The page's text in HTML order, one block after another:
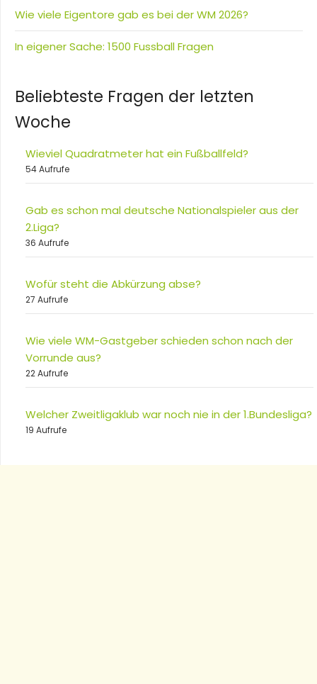
Wie viele Eigentore gab es bei der WM 2026?
In eigener Sache: 1500 Fussball Fragen
Beliebteste Fragen der letzten
Woche
Wieviel Quadratmeter hat ein Fußballfeld?
54 Aufrufe
Gab es schon mal deutsche Nationalspieler aus der
2.Liga?
36 Aufrufe
Wofür steht die Abkürzung abse?
27 Aufrufe
Wie viele WM-Gastgeber schieden schon nach der
Vorrunde aus?
22 Aufrufe
Welcher Zweitligaklub war noch nie in der 1.Bundesliga?
19 Aufrufe